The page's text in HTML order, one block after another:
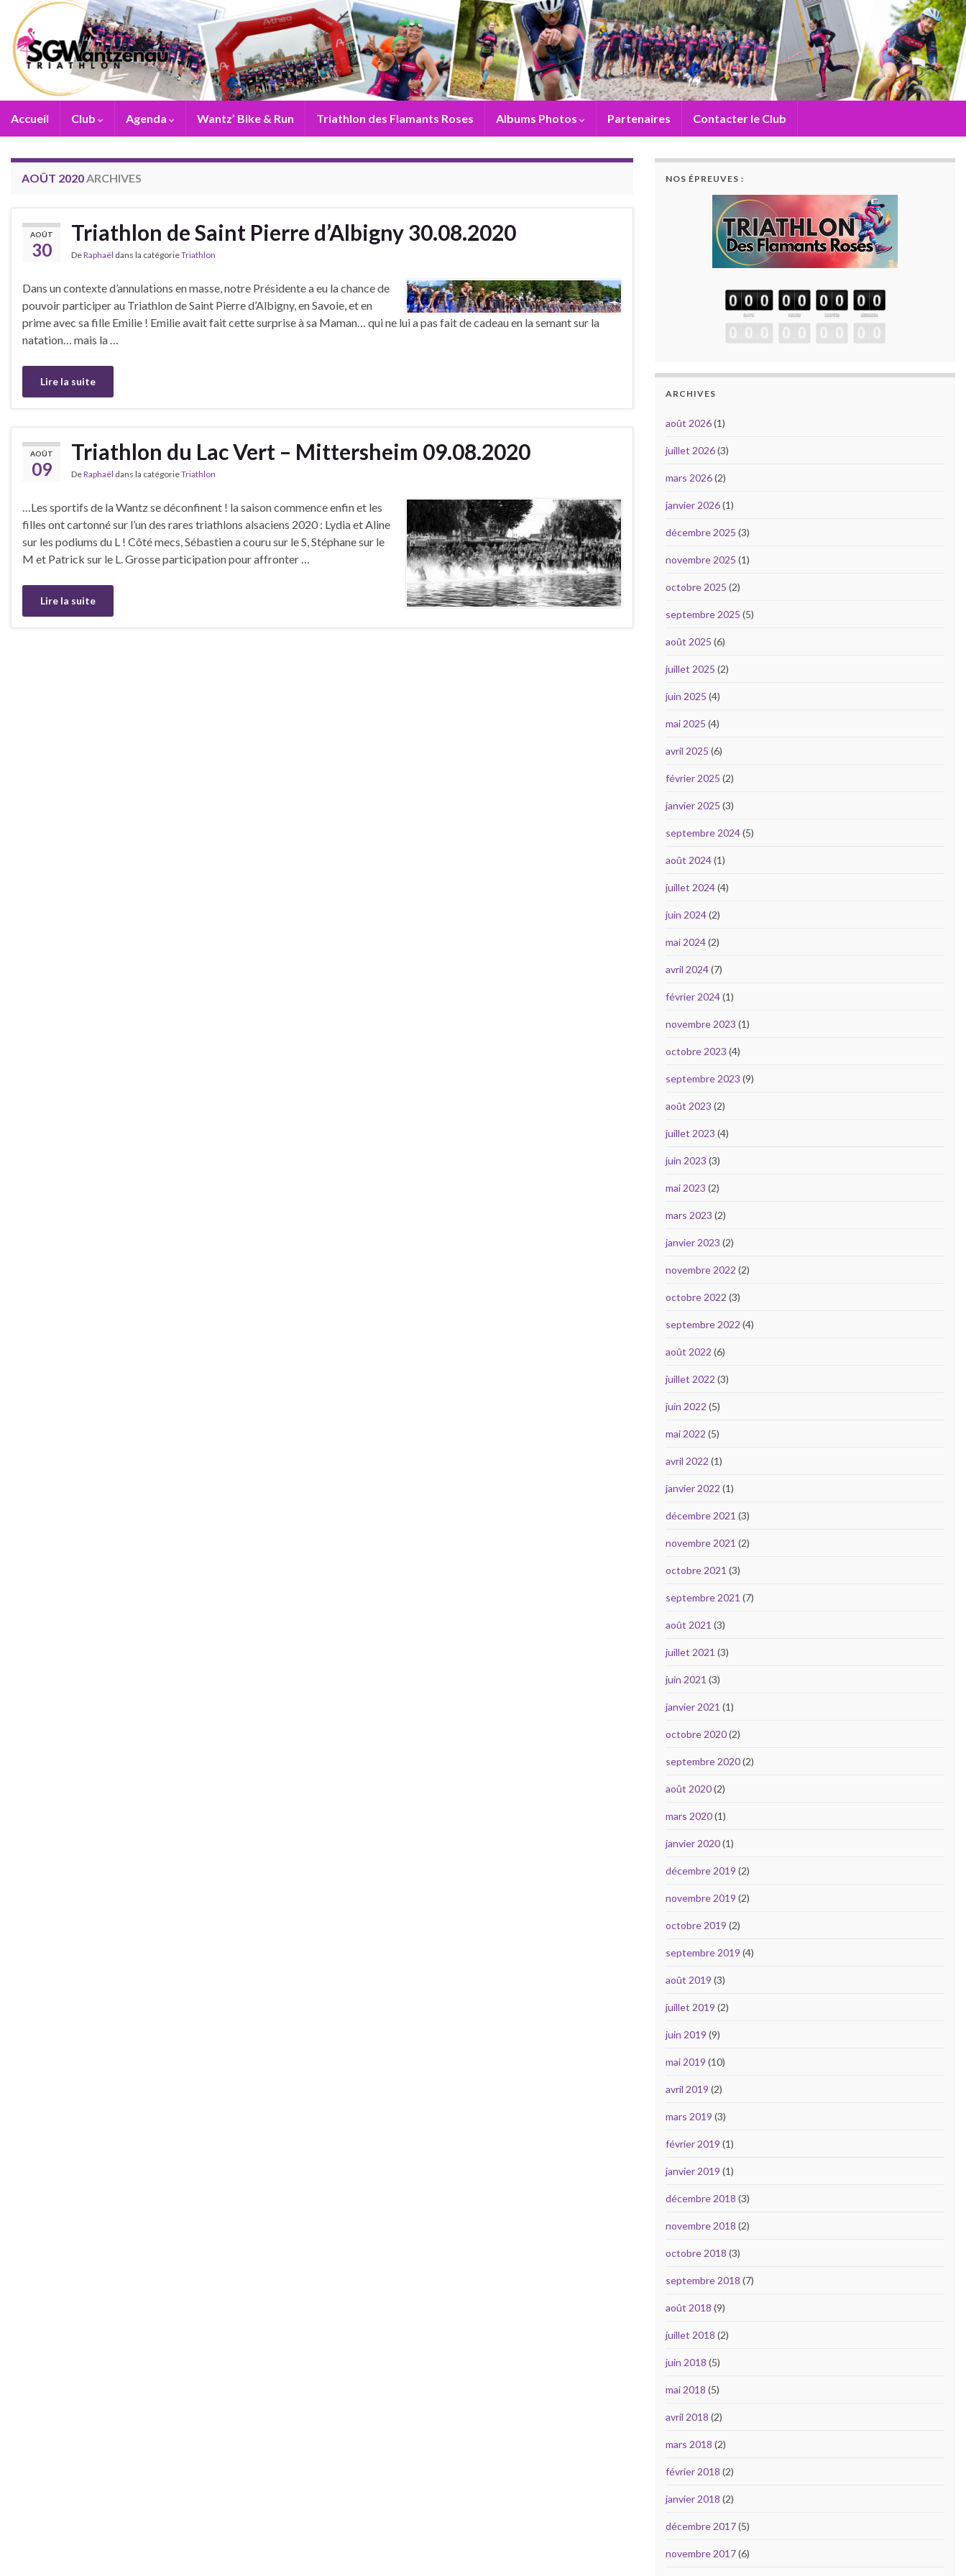
Accueil Club Agenda Wantz’ Bike & Run Triathlon des Flamants Roses Albums Photos Partenaires Contacter le Club
AOÛT 2020ARCHIVES
AOÛT
30
Triathlon de Saint Pierre d’Albigny 30.08.2020
DeRaphaël dans la catégorieTriathlon
Dans un contexte d’annulations en masse, notre Présidente a eu la chance de
pouvoir participer au Triathlon de Saint Pierre d’Albigny, en Savoie, et en
prime avec sa fille Emilie ! Emilie avait fait cette surprise à sa Maman… qui ne lui a pas fait de cadeau en la semant sur la
natation… mais la …
Lire la suite
AOÛT
09
Triathlon du Lac Vert – Mittersheim 09.08.2020
DeRaphaël dans la catégorieTriathlon
…Les sportifs de la Wantz se déconfinent ! la saison commence enfin et les
filles ont cartonné sur l’un des rares triathlons alsaciens 2020 : Lydia et Aline
sur les podiums du L ! Côté mecs, Sébastien a couru sur le S, Stéphane sur le
M et Patrick sur le L. Grosse participation pour affronter …
Lire la suite
NOS ÉPREUVES :
ARCHIVES
août 2026(1)
juillet 2026(3)
mars 2026(2)
janvier 2026(1)
décembre 2025 (3)
novembre 2025 (1)
octobre 2025 (2)
septembre 2025 (5)
août 2025 (6)
juillet 2025 (2)
juin 2025 (4)
mai 2025 (4)
avril 2025 (6)
février 2025 (2)
janvier 2025 (3)
septembre 2024(5)
août 2024(1)
juillet 2024(4)
juin 2024(2)
mai 2024(2)
avril 2024(7)
février 2024(1)
novembre 2023 (1)
octobre 2023 (4)
septembre 2023 (9)
août 2023 (2)
juillet 2023 (4)
juin 2023 (3)
mai 2023 (2)
mars 2023 (2)
janvier 2023 (2)
novembre 2022 (2)
octobre 2022 (3)
septembre 2022 (4)
août 2022 (6)
juillet 2022 (3)
juin 2022 (5)
mai 2022 (5)
avril 2022 (1)
janvier 2022 (1)
décembre 2021 (3)
novembre 2021 (2)
octobre 2021 (3)
septembre 2021 (7)
août 2021 (3)
juillet 2021 (3)
juin 2021 (3)
janvier 2021 (1)
octobre 2020(2)
septembre 2020(2)
août 2020(2)
mars 2020(1)
janvier 2020(1)
décembre 2019 (2)
novembre 2019 (2)
octobre 2019 (2)
septembre 2019 (4)
août 2019 (3)
juillet 2019 (2)
juin 2019 (9)
mai 2019 (10)
avril 2019 (2)
mars 2019 (3)
février 2019 (1)
janvier 2019 (1)
décembre 2018 (3)
novembre 2018 (2)
octobre 2018 (3)
septembre 2018 (7)
août 2018 (9)
juillet 2018 (2)
juin 2018 (5)
mai 2018 (5)
avril 2018 (2)
mars 2018 (2)
février 2018 (2)
janvier 2018 (2)
décembre 2017(5)
novembre 2017(6)